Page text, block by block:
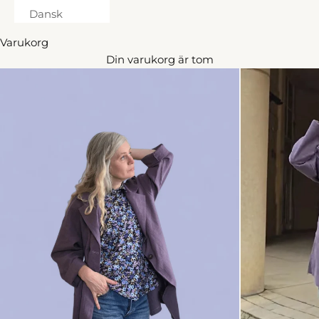
Dansk
Varukorg
Din varukorg är tom
15% på en order & fri frakt